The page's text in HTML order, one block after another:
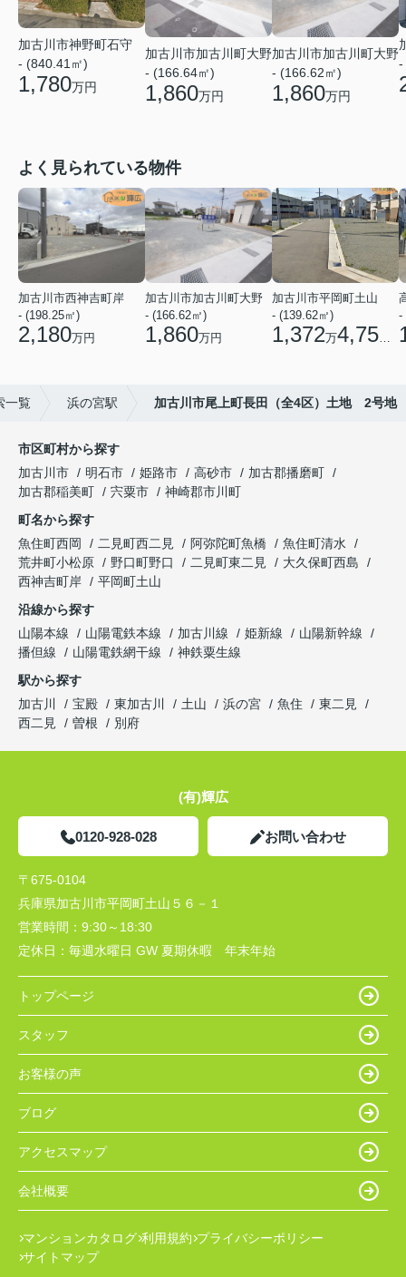
加古川市神野町石守
- (840.41㎡)
1,780万円
加古川市加古川町大野
- (166.64㎡)
1,860万円
加古川市加古川町大野
- (166.62㎡)
1,860万円
-
よく見られている物件
加古川市西神吉町岸
- (198.25㎡)
2,180万円
加古川市加古川町大野
- (166.62㎡)
1,860万円
加古川市平岡町土山
- (139.62㎡)
1,372万4,750 円
-
一覧 浜の宮駅 加古川市尾上町長田（全4区）土地 2号地
市区町村から探す
加古川市
明石市 姫路市 高砂市
加古郡播磨町
加古郡稲美町
宍粟市
神崎郡市川町
町名から探す
魚住町西岡
二見町西二見 阿弥陀町魚橋
魚住町清水
荒井町小松原
野口町野口 二見町東二見
大久保町西島
西神吉町岸
平岡町土山
沿線から探す
山陽本線
山陽電鉄本線 加古川線 姫新線
山陽新幹線
播但線
山陽電鉄網干線
神鉄粟生線
駅から探す
加古川
宝殿 東加古川 土山 浜の宮 魚住
東二見
西二見
曽根 別府
(有)輝広
0120-928-028 お問い合わせ
〒675-0104
兵庫県加古川市平岡町土山５６－１
営業時間： 9:30～18:30
定休日： 毎週水曜日 GW 夏期休暇 年末年始
トップページ
スタッフ
お客様の声
ブログ
アクセスマップ
会社概要
マンションカタログ 利用規約 プライバシーポリシー
サイトマップ